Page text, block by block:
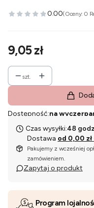
0.00(Oceny: 0
Cena
9,05 zł
szt.
Dostępność:na
Czas wysyłki:48
Dostawa od 0,00 zł
Pakujemy z wcześniej
zamówieniem.
Zapytaj o produkt
Program